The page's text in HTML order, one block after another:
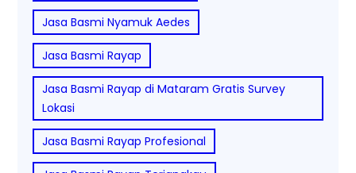
Jasa Basmi Nyamuk Aedes
Jasa Basmi Rayap
Jasa Basmi Rayap di Mataram Gratis Survey
Lokasi
Jasa Basmi Rayap Profesional